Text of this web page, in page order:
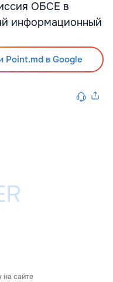
ОБСЕ в
информационный
Point.md в Google
на сайте